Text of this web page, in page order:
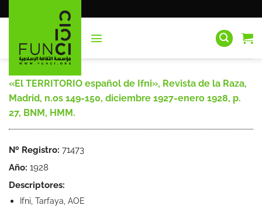
al
«El TERRITORIO español de Ifni», Revista de la Raza,
Madrid, n.os 149-150, diciembre 1927-enero 1928, p.
27, BNM, HMM.
Nº Registro: 71473
Año: 1928
Descriptores:
Ifni, Tarfaya, AOE